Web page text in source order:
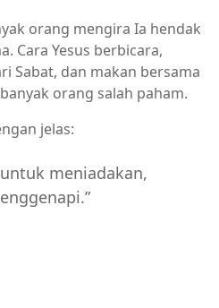
orang mengira Ia hendak
Cara Yesus berbicara,
Sabat, dan makan bersama
orang salah paham.
jelas:
meniadakan,